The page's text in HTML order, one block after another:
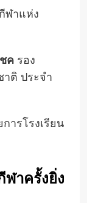
ฬาแห่ง
ครอง
ติ ประจำ
ารโรงเรียน
าครั้งยิ่ง